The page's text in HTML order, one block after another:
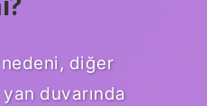
nedeni, diğer
duvarında